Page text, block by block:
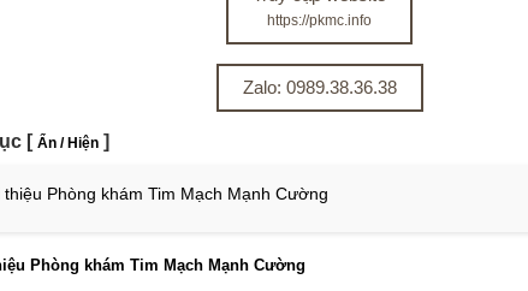
https://pkmc.info
Zalo: 0989.38.36.38
[ Ẩn / Hiện ]
thiệu Phòng khám Tim Mạch Mạnh Cường
Phòng khám Tim Mạch Mạnh Cường